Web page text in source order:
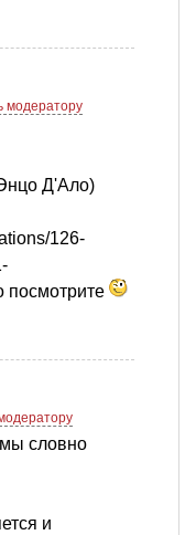
модератору
Д'Ало)
126-
посмотрите
словно
и